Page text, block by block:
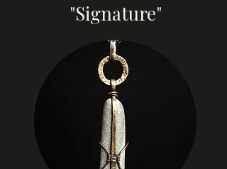
"Signature"